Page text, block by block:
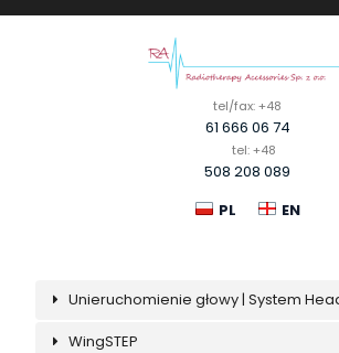
tel/fax: +48
61 666 06 74
tel: +48
508 208 089
PL
EN
PRODUKTY
Unieruchomienie głowy | System
WingSTEP